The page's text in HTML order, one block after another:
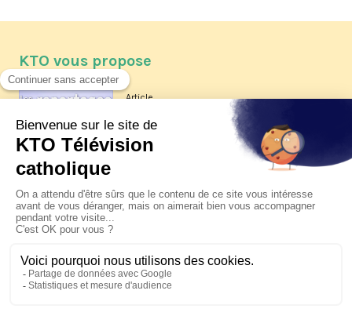
KTO vous propose
Article
Les reportages d'été 2026 de KTO
La visite pastorale du pape Léon
XIV à Assise à suivre sur KTO le
jeudi 6 août
Le pape en Uruguay, Argentine et
Pérou du 6 au 17 novembre 2026